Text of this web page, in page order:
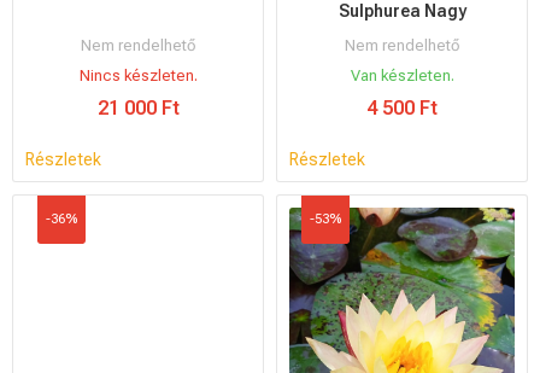
Nem rendelhető
Nincs készleten.
21 000 Ft
Részletek
Sulphurea Nagy
Nem rendelhető
Van készleten.
4 500 Ft
Részletek
-36% -53%